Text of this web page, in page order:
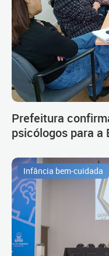
Prefeitura
psicólogos para a
Infância bem-cuidada